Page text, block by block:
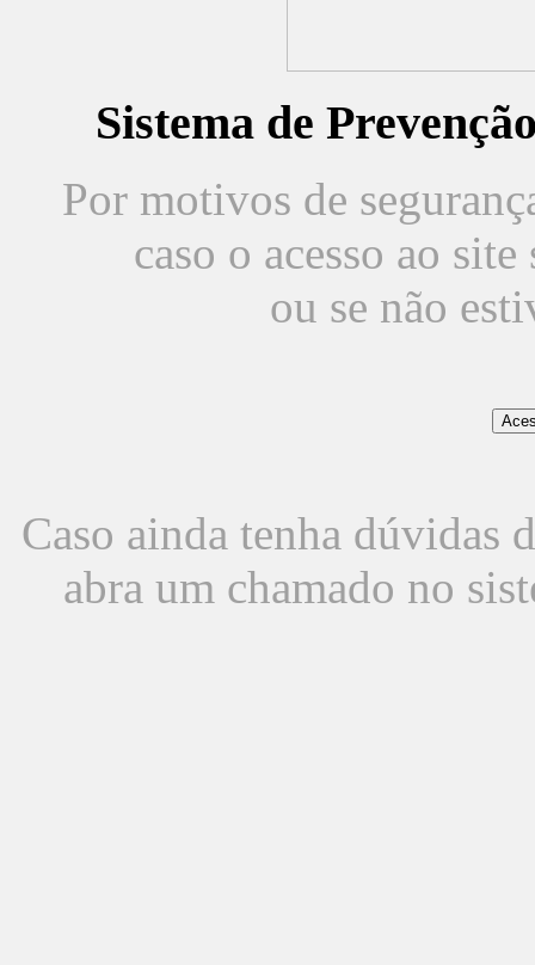
Sistema de
Por motivos de
caso o acesso ao
ou se não
Caso ainda tenha dúvidas
abra um chamado no